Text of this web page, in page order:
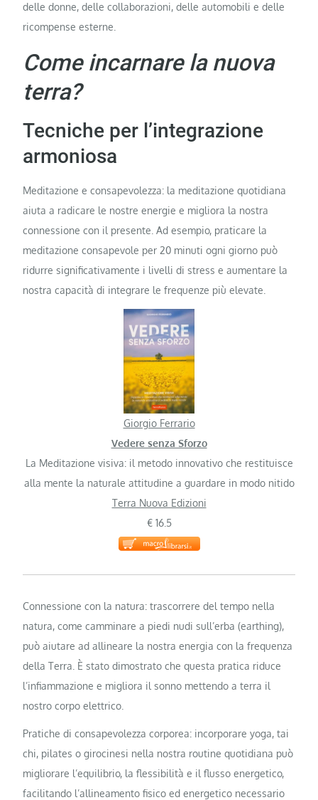
delle donne, delle collaborazioni, delle automobili e delle
ricompense esterne.
Come incarnare la nuova
terra?
Tecniche per l’integrazione
armoniosa
Meditazione e consapevolezza: la meditazione quotidiana
aiuta a radicare le nostre energie e migliora la nostra
connessione con il presente. Ad esempio, praticare la
meditazione consapevole per 20 minuti ogni giorno può
ridurre significativamente i livelli di stress e aumentare la
nostra capacità di integrare le frequenze più elevate.
Giorgio Ferrario
Vedere senza Sforzo
La Meditazione visiva: il metodo innovativo che restituisce
alla mente la naturale attitudine a guardare in modo nitido
Terra Nuova Edizioni
€ 16.5
Connessione con la natura: trascorrere del tempo nella
natura, come camminare a piedi nudi sull’erba (earthing),
può aiutare ad allineare la nostra energia con la frequenza
della Terra. È stato dimostrato che questa pratica riduce
l’infiammazione e migliora il sonno mettendo a terra il
nostro corpo elettrico.
Pratiche di consapevolezza corporea: incorporare yoga, tai
chi, pilates o girocinesi nella nostra routine quotidiana può
migliorare l’equilibrio, la flessibilità e il flusso energetico,
facilitando l’allineamento fisico ed energetico necessario